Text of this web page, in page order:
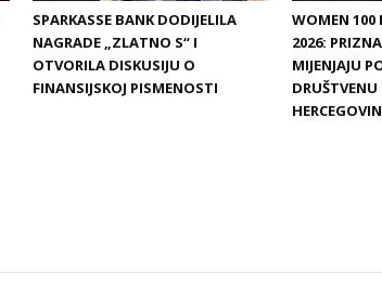
SPARKASSE BANK DODIJELILA
NAGRADE „ZLATNO S“ I
OTVORILA DISKUSIJU O
FINANSIJSKOJ PISMENOSTI
WOMEN 100
2026:
MIJENJAJU